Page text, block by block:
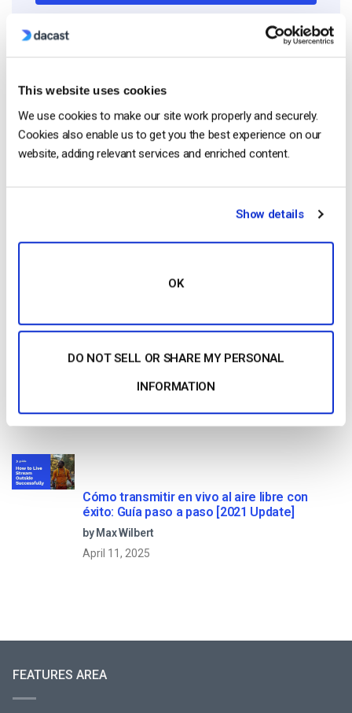
This website uses cookies
We use cookies to make our site work properly and securely.
Cookies also enable us to get you the best experience on our
website, adding relevant services and enriched content.
Show details
OK
DO NOT SELL OR SHARE MY PERSONAL
INFORMATION
Start streaming immediately
No credit card required
Read Next
con las comunicaciones corporativas en
December 10, 2018
Comparación de las 25 mejores plataformas
Cómo transmitir en vivo al aire libre con
éxito: Guía paso a paso [2021 Update]
by Max Wilbert
April 11, 2025
FEATURES AREA